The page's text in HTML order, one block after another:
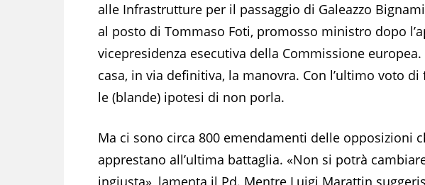
alle Infrastrutture per il passaggio di Galeazzo
al posto di Tommaso Foti, promosso ministro dopo
vicepresidenza esecutiva della Commissione europea.
casa, in via definitiva, la manovra. Con l’ultimo voto
le (blande) ipotesi di non porla.
Ma ci sono circa 800 emendamenti delle opposizioni
apprestano all’ultima battaglia. «Non si potrà
ingiusta», lamenta il Pd. Mentre Luigi Marattin